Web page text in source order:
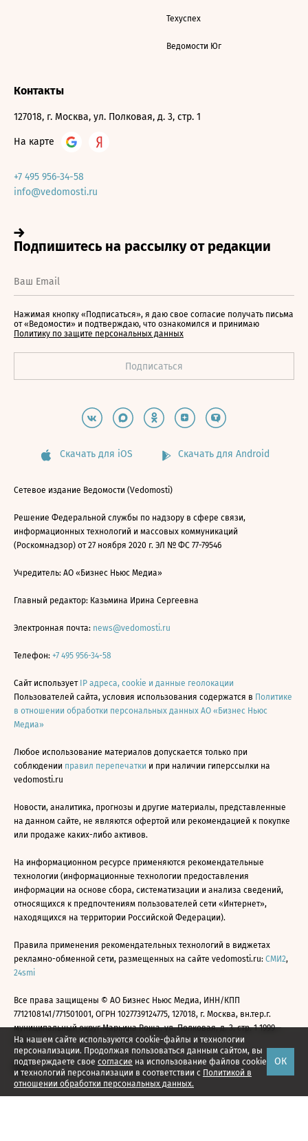
На нашем сайте используются cookie-файлы и технологии
персонализации. Продолжая пользоваться данным сайтом, вы
подтверждаете свое согласие на использование файлов cookie
и технологий персонализации в соответствии с Политикой в
отношении обработки персональных данных.
ОК
Техуспех
Ведомости Юг
Контакты
127018, г. Москва, ул. Полковая, д. 3, стр. 1
На карте
+7 495 956-34-58
info@vedomosti.ru
Нажимая кнопку «Подписаться», я даю свое согласие получать письма
от «Ведомости» и подтверждаю, что ознакомился и принимаю
Политику по защите персональных данных
Скачать для iOS Скачать для Android
Сетевое издание Ведомости (Vedomosti)
Решение Федеральной службы по надзору в сфере связи,
информационных технологий и массовых коммуникаций
(Роскомнадзор) от 27 ноября 2020 г. ЭЛ № ФС 77-79546
Учредитель: АО «Бизнес Ньюс Медиа»
Главный редактор: Казьмина Ирина Сергеевна
Электронная почта: news@vedomosti.ru
Телефон: +7 495 956-34-58
Сайт использует IP адреса, cookie и данные геолокации
Пользователей сайта, условия использования содержатся в Политике
в отношении обработки персональных данных АО «Бизнес Ньюс
Медиа»
Любое использование материалов допускается только при
соблюдении правил перепечатки и при наличии гиперссылки на
vedomosti.ru
Новости, аналитика, прогнозы и другие материалы, представленные
на данном сайте, не являются офертой или рекомендацией к покупке
или продаже каких-либо активов.
На информационном ресурсе применяются рекомендательные
технологии (информационные технологии предоставления
информации на основе сбора, систематизации и анализа сведений,
относящихся к предпочтениям пользователей сети «Интернет»,
находящихся на территории Российской Федерации).
Правила применения рекомендательных технологий в виджетах
рекламно-обменной сети, размещенных на сайте vedomosti.ru: СМИ2,
24smi
Все права защищены © АО Бизнес Ньюс Медиа, ИНН/КПП
7712108141/771501001, ОГРН 1027739124775, 127018, г. Москва, вн.тер.г.
муниципальный округ Марьина Роща, ул. Полковая, д. 3, стр. 1 1999—
2026